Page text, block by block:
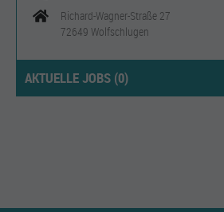
Richard-Wagner-Straße 27
72649 Wolfschlugen
AKTUELLE JOBS (0)